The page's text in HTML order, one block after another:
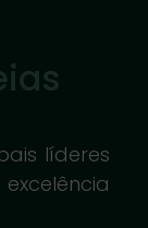
líderes